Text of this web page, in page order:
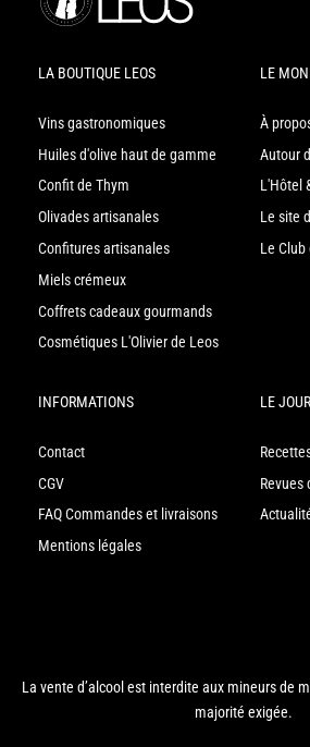
LA BOUTIQUE LEOS
Vins gastronomiques
Huiles d'olive haut de gamme
Confit de Thym
Olivades artisanales
Confitures artisanales
Miels crémeux
Coffrets cadeaux gourmands
Cosmétiques L'Olivier de Leos
LE
À
Autour
L'Hôtel
Le site
Le
INFORMATIONS
Contact
CGV
FAQ Commandes et livraisons
Mentions légales
LE
Revues
La vente d’alcool est interdite aux mineurs de
majorité exigée.